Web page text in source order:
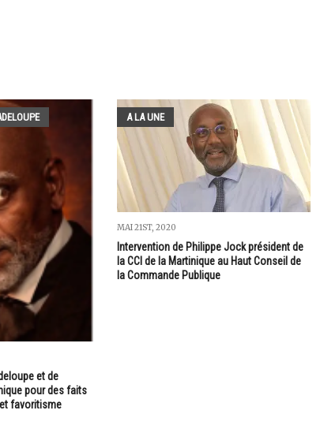
et de
pour des faits
favoritisme
A LA UNE
MAI 21ST, 2020
Intervention de Philippe Jock président de
la CCI de la Martinique au Haut Conseil de
la Commande Publique